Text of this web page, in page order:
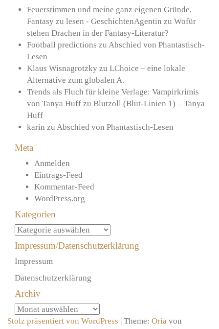
Feuerstimmen und meine ganz eigenen Gründe,
Fantasy zu lesen - GeschichtenAgentin zu Wofür
stehen Drachen in der Fantasy-Literatur?
Football predictions zu Abschied von Phantastisch-
Lesen
Klaus Wisnagrotzky zu LChoice – eine lokale
Alternative zum globalen A.
Trends als Fluch für kleine Verlage: Vampirkrimis
von Tanya Huff zu Blutzoll (Blut-Linien 1) – Tanya
Huff
karin zu Abschied von Phantastisch-Lesen
Meta
Anmelden
Eintrags-Feed
Kommentar-Feed
WordPress.org
Kategorien
Kategorien
Impressum/Datenschutzerklärung
Impressum
Datenschutzerklärung
Archiv
Archiv
Stolz präsentiert von WordPress
Theme: Oria von